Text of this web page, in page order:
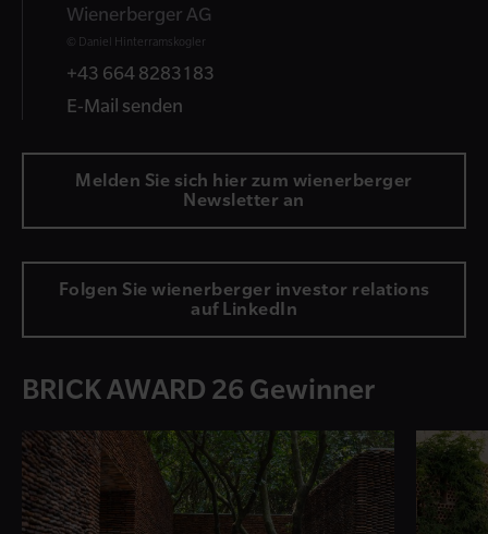
Wienerberger AG
© Daniel Hinterramskogler
+43 664 8283183
E-Mail senden
Melden Sie sich hier zum wienerberger
Newsletter an
Folgen Sie wienerberger investor relations
auf LinkedIn
BRICK AWARD 26 Gewinner